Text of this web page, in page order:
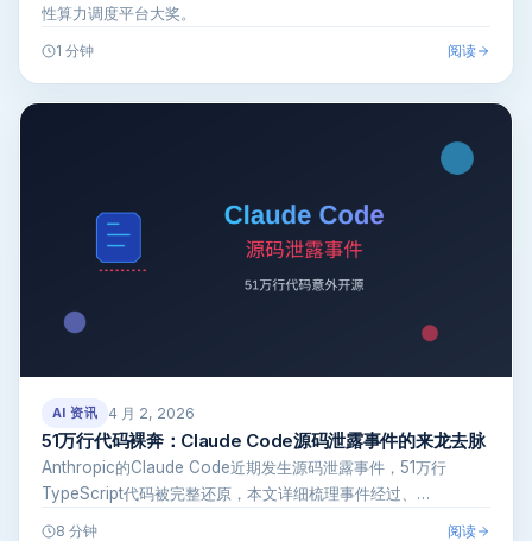
性算力调度平台大奖。
1 分钟 阅读
AI 资讯 4 月 2, 2026
51万行代码裸奔：Claude Code源码泄露事件的来龙去脉
Anthropic的Claude Code近期发生源码泄露事件，51万行
TypeScript代码被完整还原，本文详细梳理事件经过、…
8 分钟 阅读